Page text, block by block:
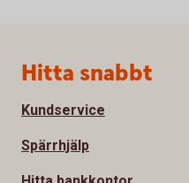
Sidfot
Hitta snabbt
Kundservice
Spärrhjälp